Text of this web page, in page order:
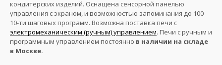
кондитерских изделий. Оснащена сенсорной панелью
управления с экраном, и возможностью запоминания до 100
10-ти шаговых программ. Возможна поставка печи с
электромеханическим (ручным) управлением. Печи с ручным и
программным управлением постоянно в наличии на складе
в Москве.